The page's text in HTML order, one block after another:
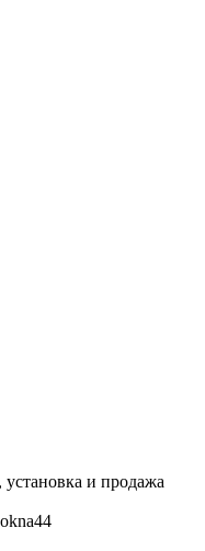
и продажа